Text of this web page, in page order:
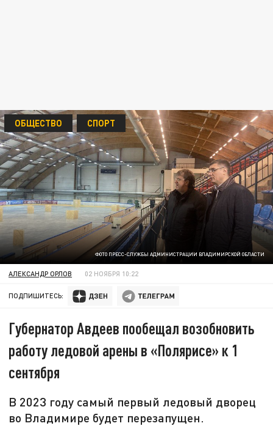
ФОТО ПРЕСС-СЛУЖБЫ АДМИНИСТРАЦИИ ВЛАДИМИРСКОЙ ОБЛАСТИ
ОБЩЕСТВО СПОРТ
АЛЕКСАНДР ОРЛОВ 02 НОЯБРЯ 10:22
ПОДПИШИТЕСЬ:
Губернатор Авдеев пообещал возобновить
работу ледовой арены в «Полярисе» к 1
сентября
В 2023 году самый первый ледовый дворец
во Владимире будет перезапущен.